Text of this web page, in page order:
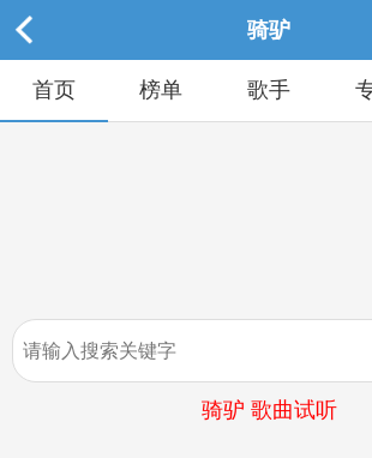
骑驴
首页 榜单 歌手
骑驴 歌曲试听